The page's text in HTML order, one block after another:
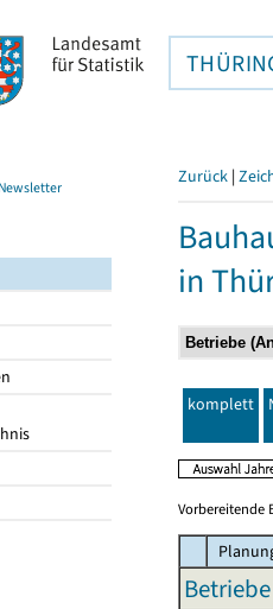
Newsletter Zurück |
in
komplett
Vorbereitende